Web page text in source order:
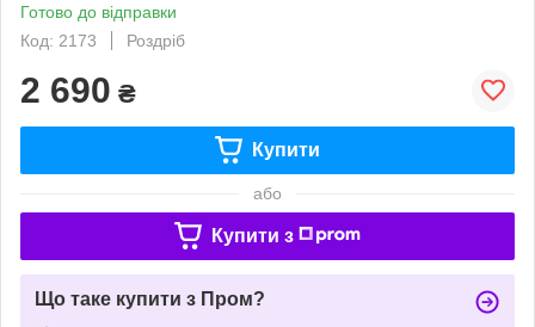
Готово до відправки
Код: 2173
Роздріб
2 690 ₴
Купити
або
Купити з
Що таке купити з Пром?